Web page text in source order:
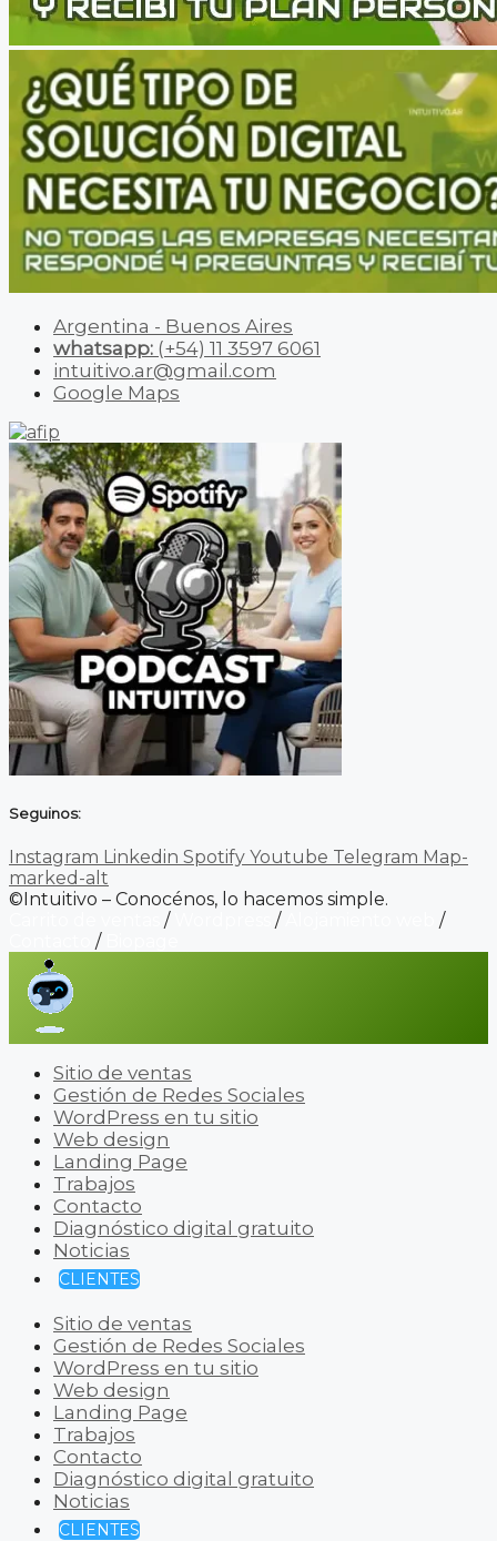
Argentina - Buenos Aires
whatsapp: (+54) 11 3597 6061
intuitivo.ar@gmail.com
Google Maps
Seguinos:
Instagram Linkedin Spotify Youtube Telegram Map-
marked-alt
©Intuitivo – Conocénos, lo hacemos simple.
/ /
/
/
Sitio de ventas
Gestión de Redes Sociales
WordPress en tu sitio
Web design
Landing Page
Trabajos
Contacto
Diagnóstico digital gratuito
Noticias
CLIENTES
Sitio de ventas
Gestión de Redes Sociales
WordPress en tu sitio
Web design
Landing Page
Trabajos
Contacto
Diagnóstico digital gratuito
Noticias
CLIENTES